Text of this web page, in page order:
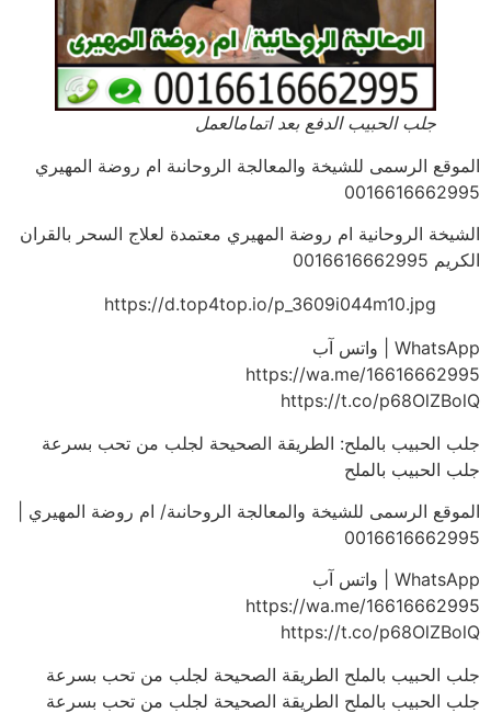
جلب الحبيب الدفع بعد اتمامالعمل
الموقع الرسمى للشيخة والمعالجة الروحانىة ام روضة المهيري
0016616662995
الشيخة الروحانية ام روضة المهيري معتمدة لعلاج السحر بالقران
الكريم 0016616662995
https://d.top4top.io/p_3609i044m10.jpg
WhatsApp | واتس آب
https://wa.me/16616662995
https://t.co/p68OlZBolQ
جلب الحبيب بالملح: الطريقة الصحيحة لجلب من تحب بسرعة
جلب الحبيب بالملح
الموقع الرسمى للشيخة والمعالجة الروحانىة/ ام روضة المهيري |
0016616662995
WhatsApp | واتس آب
https://wa.me/16616662995
https://t.co/p68OlZBolQ
جلب الحبيب بالملح الطريقة الصحيحة لجلب من تحب بسرعة
جلب الحبيب بالملح الطريقة الصحيحة لجلب من تحب بسرعة